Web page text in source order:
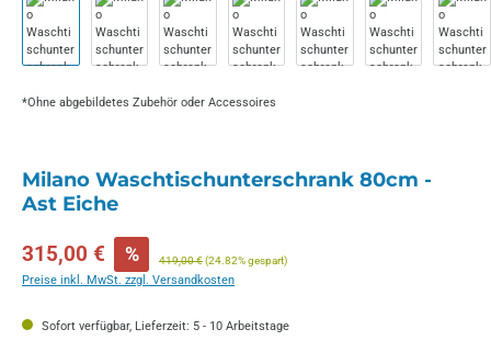
*Ohne abgebildetes Zubehör oder Accessoires
Milano Waschtischunterschrank 80cm -
Ast Eiche
Verkaufspreis:
315,00 € % Regulärer Preis:
419,00 €(24.82% gespart)
Preise inkl. MwSt. zzgl. Versandkosten
Sofort verfügbar, Lieferzeit: 5 - 10 Arbeitstage